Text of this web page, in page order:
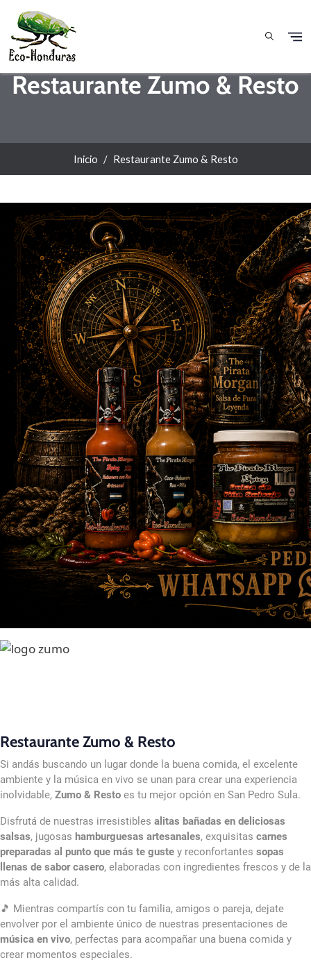
Restaurante Zumo & Resto
Inicio Restaurante Zumo & Resto
Restaurante Zumo & Resto
Si andás buscando un lugar donde la buena comida, el excelente
ambiente y la música en vivo se unan para crear una experiencia
inolvidable, Zumo & Resto es tu mejor opción en San Pedro Sula.
Disfrutá de nuestras irresistibles alitas bañadas en deliciosas
salsas, jugosas hamburguesas artesanales, exquisitas carnes
preparadas al punto que más te guste y reconfortantes sopas
llenas de sabor casero, elaboradas con ingredientes frescos y de la
más alta calidad.
🎵 Mientras compartís con tu familia, amigos o pareja, dejate
envolver por el ambiente único de nuestras presentaciones de
música en vivo, perfectas para acompañar una buena comida y
crear momentos especiales.